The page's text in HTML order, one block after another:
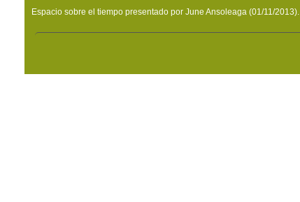
Espacio sobre el tiempo presentado por June Ansoleaga (01/11/2013).